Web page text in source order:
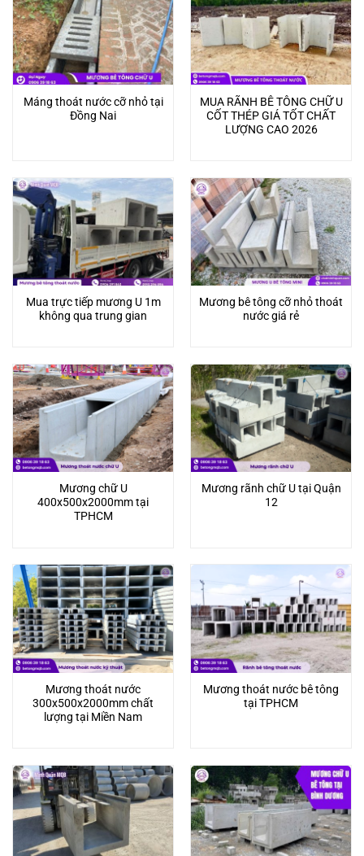
Máng thoát nước cỡ nhỏ tại
Đồng Nai
MUA RÃNH BÊ TÔNG CHỮ U
CỐT THÉP GIÁ TỐT CHẤT
LƯỢNG CAO 2026
Mua trực tiếp mương U 1m
không qua trung gian
Mương bê tông cỡ nhỏ thoát
nước giá rẻ
Mương chữ U
400x500x2000mm tại
TPHCM
Mương rãnh chữ U tại Quận
12
Mương thoát nước
300x500x2000mm chất
lượng tại Miền Nam
Mương thoát nước bê tông
tại TPHCM